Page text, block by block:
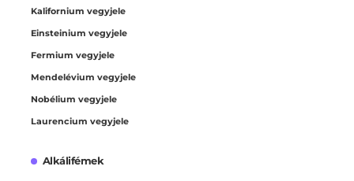
Kalifornium vegyjele
Einsteinium vegyjele
Fermium vegyjele
Mendelévium vegyjele
Nobélium vegyjele
Laurencium vegyjele
Alkálifémek